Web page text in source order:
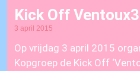
Kick Off Ventoux3
3 april 2015
Op vrijdag 3 april 2015
Kopgroep de Kick Off